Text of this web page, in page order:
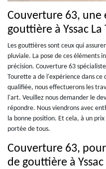
Couverture 63, une
gouttière à Yssac
Les gouttières sont ceux qui
pluviale. La pose de ces éléments
précision. Couverture 63
Tourette a de l'expérience dans
qualifiée, nous effectuerons les
l'art. Veuillez nous demander le
répondre. Nous viendrons avec
la bonne position. Et cela, à un
portée de tous.
Couverture 63,
de gouttière à